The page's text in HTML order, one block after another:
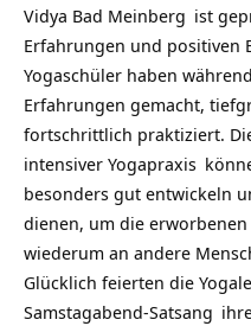
Vidya Bad Meinberg ist
Erfahrungen und positiven
Yogaschüler haben
Erfahrungen gemacht,
fortschrittlich praktiziert.
intensiver Yogapraxis
besonders gut entwickeln
dienen, um die
wiederum an andere
Glücklich feierten die
Samstagabend-Satsang